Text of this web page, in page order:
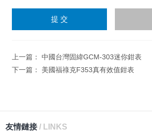
上一篇： 中國台灣固緯GCM-303迷你鉗表
下一篇： 美國福祿克F353真有效值鉗表
友情鏈接/ LINKS